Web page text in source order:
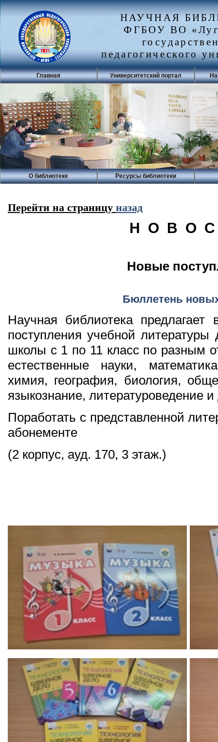
НАУЧНАЯ
ФГБОУ ВО
педагогического
Главная Университетский портал
О библиотеке Ресурсы библиотеки
Перейти на страницу назад
Н О В О
Новые
Бюллетень
Научная библиотека
поступления учебной
школы с 1 по 11 класс по разным
естественные науки,
химия, география, биология,
языкознание, литературоведение и
Поработать с представленной
абонементе
(2 корпус, ауд. 170, 3 этаж.)